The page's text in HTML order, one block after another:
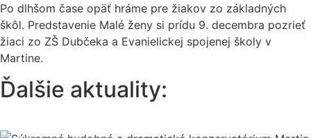
Po dlhšom čase opäť hráme pre žiakov zo základných
škôl. Predstavenie Malé ženy si prídu 9. decembra pozrieť
žiaci zo ZŠ Dubčeka a Evanielickej spojenej školy v
Martine.
Ďalšie aktuality: